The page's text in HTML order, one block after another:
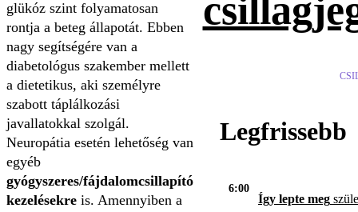
glükóz szint folyamatosan
rontja a beteg állapotát. Ebben
nagy segítségére van a
diabetológus szakember mellett
a dietetikus, aki személyre
szabott táplálkozási
javallatokkal szolgál.
Neuropátia esetén lehetőség van
egyéb
gyógyszeres/fájdalomcsillapító
kezelésekre is. Amennyiben a
Legfrissebb
6:00
Így lepte meg